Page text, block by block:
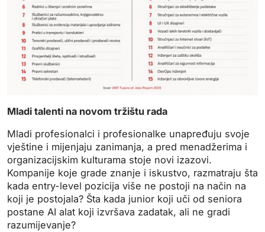
Mladi talenti na novom tržištu rada
Mladi profesionalci i profesionalke unapređuju svoje
vještine i mijenjaju zanimanja, a pred menadžerima i
organizacijskim kulturama stoje novi izazovi.
Kompanije koje grade znanje i iskustvo, razmatraju šta
kada entry-level pozicija više ne postoji na način na
koji je postojala? Šta kada junior koji uči od seniora
postane AI alat koji izvršava zadatak, ali ne gradi
razumijevanje?